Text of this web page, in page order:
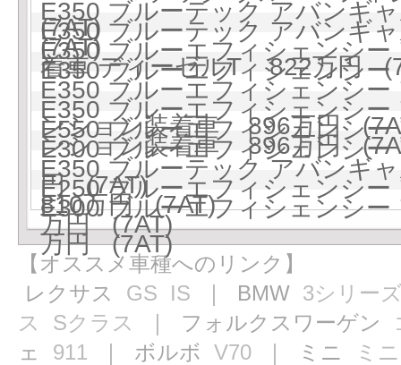
(7AT)
E350 ブルーテック アバン
(7AT)
E350 ブルーテック アバンギ
着車 ディーゼルT 822万円
E350 ブルーエフィシェンシ
E350 ブルーエフィシェンシ
E350 ブルーエフィシェンシ
ンション装着車 896万円
E350 ブルーエフィシェンシ
ンション装着車 896万円
E550 ブルーエフィシェンシ
E300 ブルーエフィシェンシ
円 (7AT)
E350 ブルーテック アバンギ
810万円 (7AT)
E250 ブルーエフィシェンシ
万円 (7AT)
E300 ブルーエフィシェンシ
万円 (7AT)
【オススメ車種へのリンク】
レクサス GS IS ｜ BMW 3シリー
ス
Sクラス ｜ フォルクスワーゲン
ェ 911 ｜ ボルボ V70 ｜ ミニ ミニ